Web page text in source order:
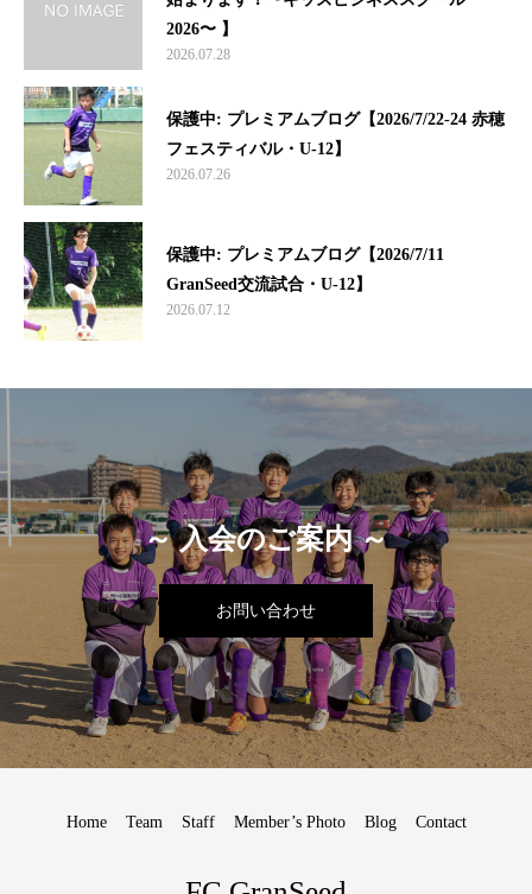
2026〜 】
2026.07.28
保護中: プレミアムブログ【2026/7/22-24 赤穂
フェスティバル・U-12】
2026.07.26
保護中: プレミアムブログ【2026/7/11
GranSeed交流試合・U-12】
2026.07.12
～ 入会のご案内 ～
お問い合わせ
Home Team Staff Member’s Photo Blog Contact